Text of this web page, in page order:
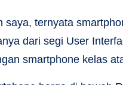
saya, ternyata
dari segi User
smartphone kelas